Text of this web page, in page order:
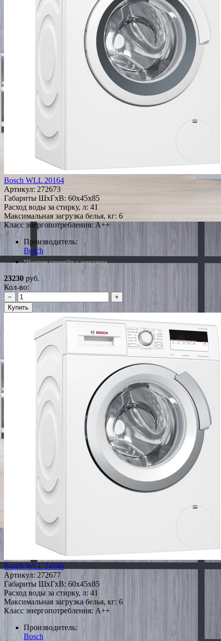
Bosch WLL 20164
Артикул: 272673
Габариты ШxГxВ: 60x45x85
Расход воды за стирку, л: 41
Максимальная загрузка белья, кг: 6
Класс энергопотребления: A++
Производитель:
Bosch
*Наличие уточняйте у менеджера
23230 руб.
Кол-во:
−
+
Купить
Bosch WLL 24146
Артикул: 272677
Габариты ШxГxВ: 60x45x85
Расход воды за стирку, л: 41
Максимальная загрузка белья, кг: 6
Класс энергопотребления: A++
Производитель:
Bosch